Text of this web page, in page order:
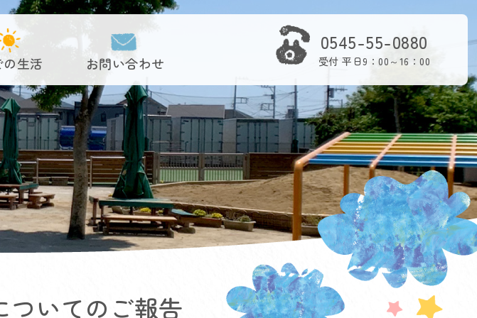
生活 お問い合わせ
0545-55-0880
受付 平日9：00～16：00
ついてのご報告